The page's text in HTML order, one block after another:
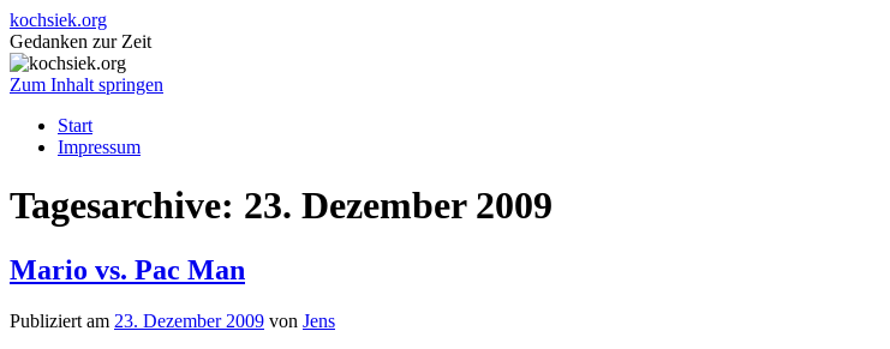
kochsiek.org
Gedanken zur Zeit
Zum Inhalt springen
Start
Impressum
Tagesarchive: 23. Dezember 2009
Mario vs. Pac Man
Publiziert am 23. Dezember 2009 von Jens